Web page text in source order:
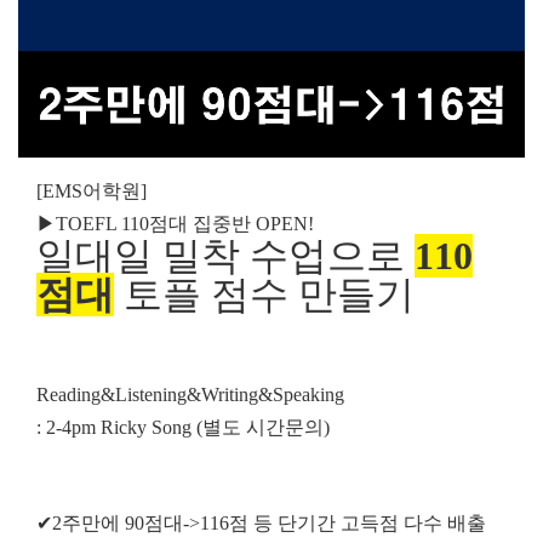
[EMS어학원]
▶TOEFL 110점대 집중반 OPEN!
일대일 밀착 수업으로 110
점대 토플 점수 만들기
Reading&Listening&Writing&Speaking
: 2-4pm Ricky Song (별도 시간문의)
✔2주만에 90점대->116점 등 단기간 고득점 다수 배출